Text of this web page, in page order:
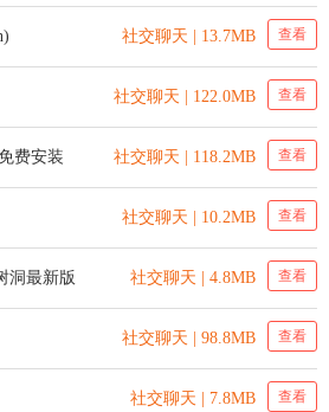
社交聊天 | 13.7MB 查看
社交聊天 | 122.0MB 查看
费安装 社交聊天 | 118.2MB 查看
社交聊天 | 10.2MB 查看
洞最新版 社交聊天 | 4.8MB 查看
社交聊天 | 98.8MB 查看
社交聊天 | 7.8MB 查看